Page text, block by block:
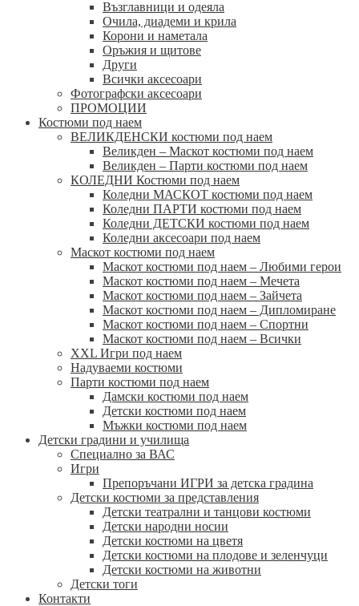
Възглавници и одеяла
Очила, диадеми и крила
Корони и наметала
Оръжия и щитове
Други
Всички аксесоари
Фотографски аксесоари
ПРОМОЦИИ
Костюми под наем
ВЕЛИКДЕНСКИ костюми под наем
Великден – Маскот костюми под наем
Великден – Парти костюми под наем
КОЛЕДНИ Костюми под наем
Коледни МАСКОТ костюми под наем
Коледни ПАРТИ костюми под наем
Коледни ДЕТСКИ костюми под наем
Коледни аксесоари под наем
Маскот костюми под наем
Маскот костюми под наем – Любими герои
Маскот костюми под наем – Мечета
Маскот костюми под наем – Зайчета
Маскот костюми под наем – Дипломиране
Маскот костюми под наем – Спортни
Маскот костюми под наем – Всички
XXL Игри под наем
Надуваеми костюми
Парти костюми под наем
Дамски костюми под наем
Детски костюми под наем
Мъжки костюми под наем
Детски градини и училища
Специално за ВАС
Игри
Препоръчани ИГРИ за детска градина
Детски костюми за представления
Детски театрални и танцови костюми
Детски народни носии
Детски костюми на цветя
Детски костюми на плодове и зеленчуци
Детски костюми на животни
Детски тоги
Контакти